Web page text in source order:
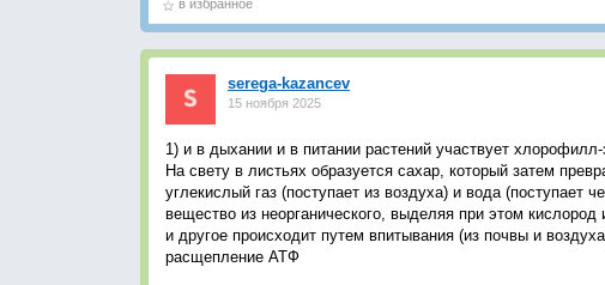
в избранное
serega-kazancev
15 ноября 2025
1) и в дыхании и в питании растений участвует
На свету в листьях образуется сахар, который затем
углекислый газ (поступает из воздуха) и вода (поступает
вещество из неорганического, выделяя при этом
и другое происходит путем впитывания (из почвы и
расщепление АТФ